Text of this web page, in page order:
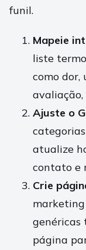
funil.
Mapeie
liste
como dor,
Ajuste o
atualize
contato e
Crie
genéricas
página